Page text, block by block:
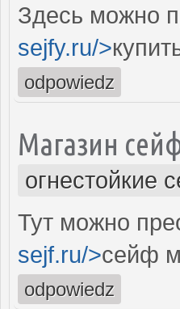
Здесь можно
sejfy.ru/>
odpowiedz
Магазин
огнестойкие
Тут можно
sejf.ru/>сейф
odpowiedz